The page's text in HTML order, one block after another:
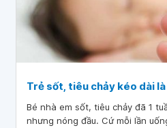
Trẻ sốt, tiêu chảy kéo dài
Bé nhà em sốt, tiêu chảy đã 1
nhưng nóng đầu. Cứ mỗi lần